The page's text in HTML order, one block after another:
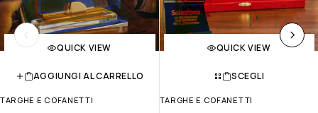
QUICK VIEW
AGGIUNGI AL CARRELLO
TARGHE E COFANETTI
QUICK VIEW
SCEGLI
TARGHE E COFANETTI